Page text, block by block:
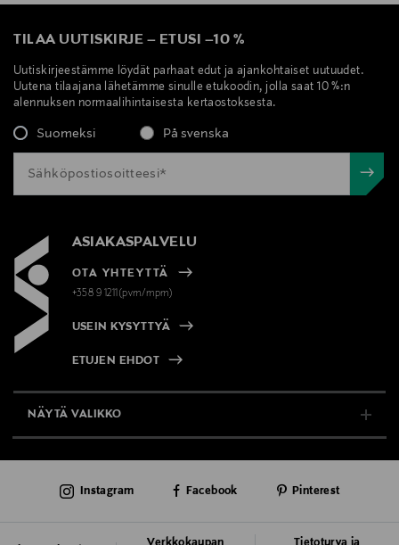
TILAA UUTISKIRJE – ETUSI –10 %
Uutiskirjeestämme löydät parhaat edut ja ajankohtaiset uutuudet.
Uutena tilaajana lähetämme sinulle etukoodin, jolla saat 10 %:n
alennuksen normaalihintaisesta kertaostoksesta.
Suomeksi På svenska
ASIAKASPALVELU
OTA YHTEYTTÄ
+358 9 1211(pvm/mpm)
USEIN KYSYTTYÄ
ETUJEN EHDOT
NÄYTÄ VALIKKO
AJANKOHTAISTA
Instagram Facebook Pinterest